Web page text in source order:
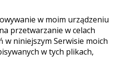
w moim urządzeniu
przetwarzanie w celach
w niniejszym Serwisie moich
w tych plikach,